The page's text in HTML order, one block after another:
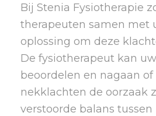
Bij Stenia Fysiotherapie
therapeuten samen met
oplossing om deze
De fysiotherapeut kan
beoordelen en nagaan
nekklachten de oorzaak
verstoorde balans